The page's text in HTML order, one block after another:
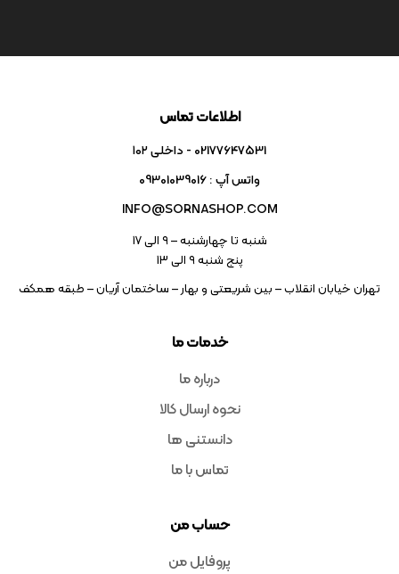
خدمات ما
درباره ما
نحوه ارسال کالا
دانستنی ها
تماس با ما
حساب من
پروفایل من
اطلاعات تماس
02177647531 - داخلی ۱۰۲
واتس آپ : 09301039016
INFO@SORNASHOP.COM
شنبه تا چهارشنبه – ۹ الی 17
پنج شنبه ۹ الی 13
تهران خیابان انقلاب – بین شریعتی و بهار – ساختمان آریان – طبقه همکف